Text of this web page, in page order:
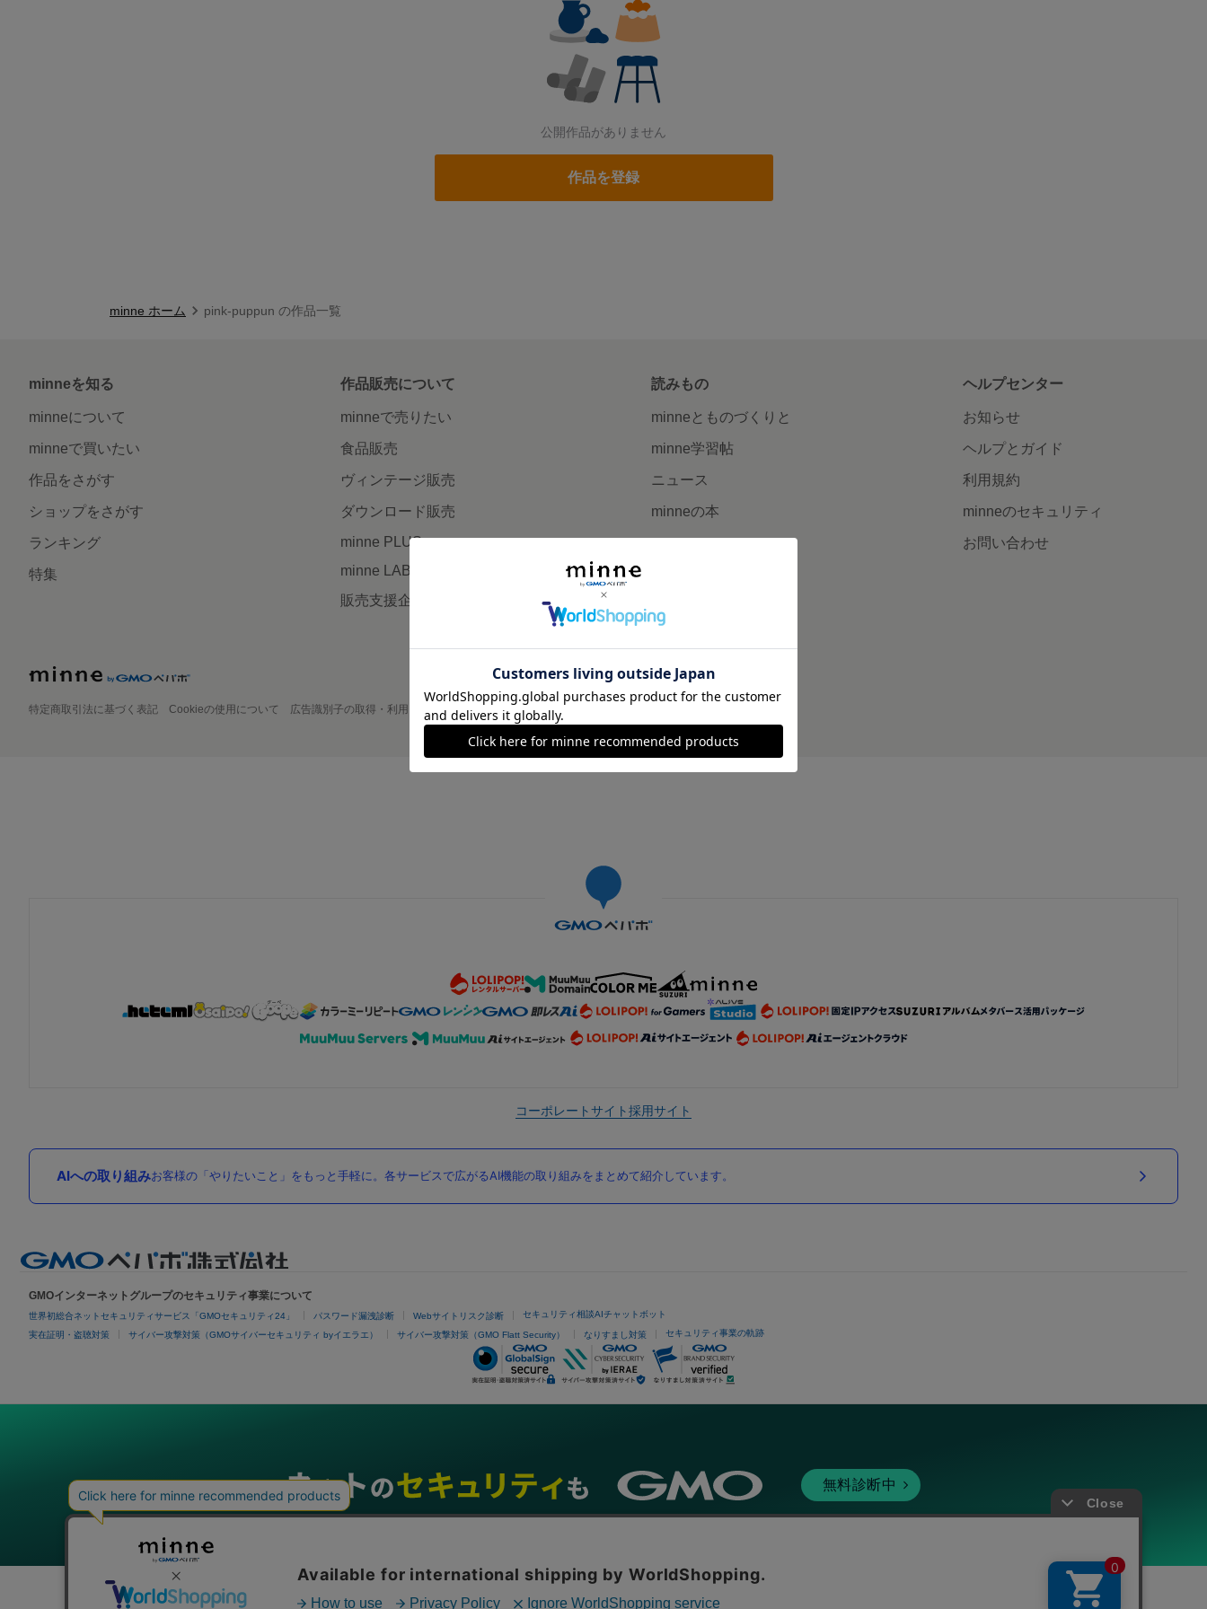
公開作品がありません
作品を登録
minne ホーム pink-puppun の作品一覧
minneを知る
minneについて
minneで買いたい
作品をさがす
ショップをさがす
ランキング
特集
作品販売について
minneで売りたい
食品販売
ヴィンテージ販売
ダウンロード販売
minne PLUS
minne LAB
販売支援企画・イベント
読みもの
minneとものづくりと
minne学習帖
ニュース
minneの本
大口注文について
ヘルプセンター
お知らせ
ヘルプとガイド
利用規約
minneのセキュリティ
お問い合わせ
特定商取引法に基づく表記 Cookieの使用について 広告識別子の取得・利用 プライバシーポリシー 会社概要
コーポレートサイト採用サイト
AIへの取り組みお客様の「やりたいこと」をもっと手軽に。各サービスで広がるAI機能の取り組みをまとめて紹介しています。
GMOインターネットグループのセキュリティ事業について
世界初総合ネットセキュリティサービス「GMOセキュリティ24」 パスワード漏洩診断 Webサイトリスク診断 セキュリティ相談AIチャットボット
実在証明・盗聴対策 サイバー攻撃対策（GMOサイバーセキュリティ byイエラエ） サイバー攻撃対策（GMO Flatt Security） なりすまし対策 セキュリティ事業の軌跡
無料診断中